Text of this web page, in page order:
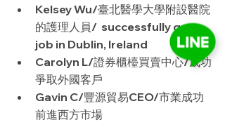
Kelsey Wu/臺北醫學大學附設醫院
的護理人員/  successfully get a
job in Dublin, Ireland
Carolyn L/證券櫃檯買賣中心/成功
爭取外國客戶
Gavin C/豐源貿易CEO/市業成功
前進西方市場